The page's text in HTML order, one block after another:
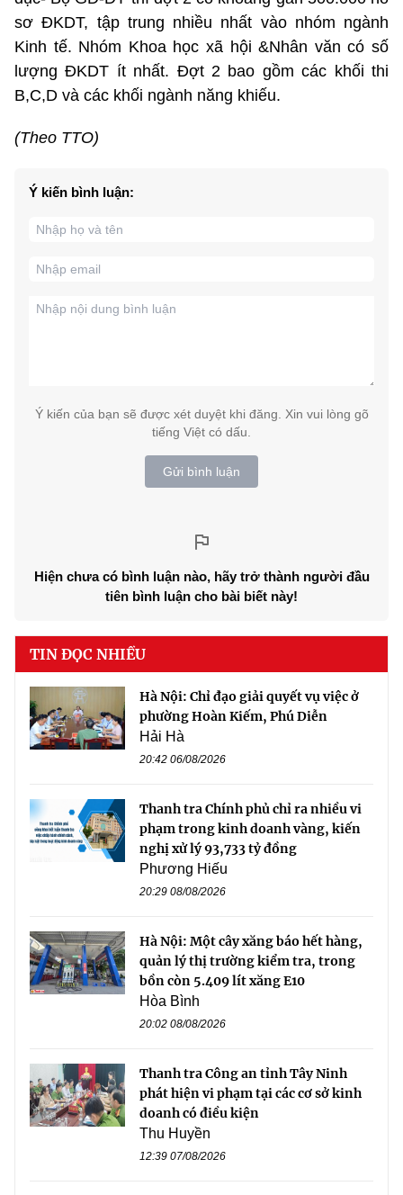
sơ ĐKDT, tập trung nhiều nhất vào nhóm ngành
Kinh tế. Nhóm Khoa học xã hội &Nhân văn có số
lượng ĐKDT ít nhất. Đợt 2 bao gồm các khối thi
B,C,D và các khối ngành năng khiếu.
(Theo TTO)
Ý kiến bình luận:
Ý kiến của bạn sẽ được xét duyệt khi đăng. Xin vui lòng gõ
tiếng Việt có dấu.
Gửi bình luận
Hiện chưa có bình luận nào, hãy trở thành người đầu
tiên bình luận cho bài biết này!
TIN ĐỌC NHIỀU
Hà Nội: Chỉ đạo giải quyết vụ việc ở
phường Hoàn Kiếm, Phú Diễn
Hải Hà
20:42 06/08/2026
Thanh tra Chính phủ chỉ ra nhiều vi
phạm trong kinh doanh vàng, kiến
nghị xử lý 93,733 tỷ đồng
Phương Hiếu
20:29 08/08/2026
Hà Nội: Một cây xăng báo hết hàng,
quản lý thị trường kiểm tra, trong
bồn còn 5.409 lít xăng E10
Hòa Bình
20:02 08/08/2026
Thanh tra Công an tỉnh Tây Ninh
phát hiện vi phạm tại các cơ sở kinh
doanh có điều kiện
Thu Huyền
12:39 07/08/2026